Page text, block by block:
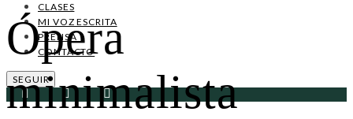
CLASES
MI VOZ ESCRITA
PRENSA
CONTACTO
SEGUIR
Ópera
minimalista